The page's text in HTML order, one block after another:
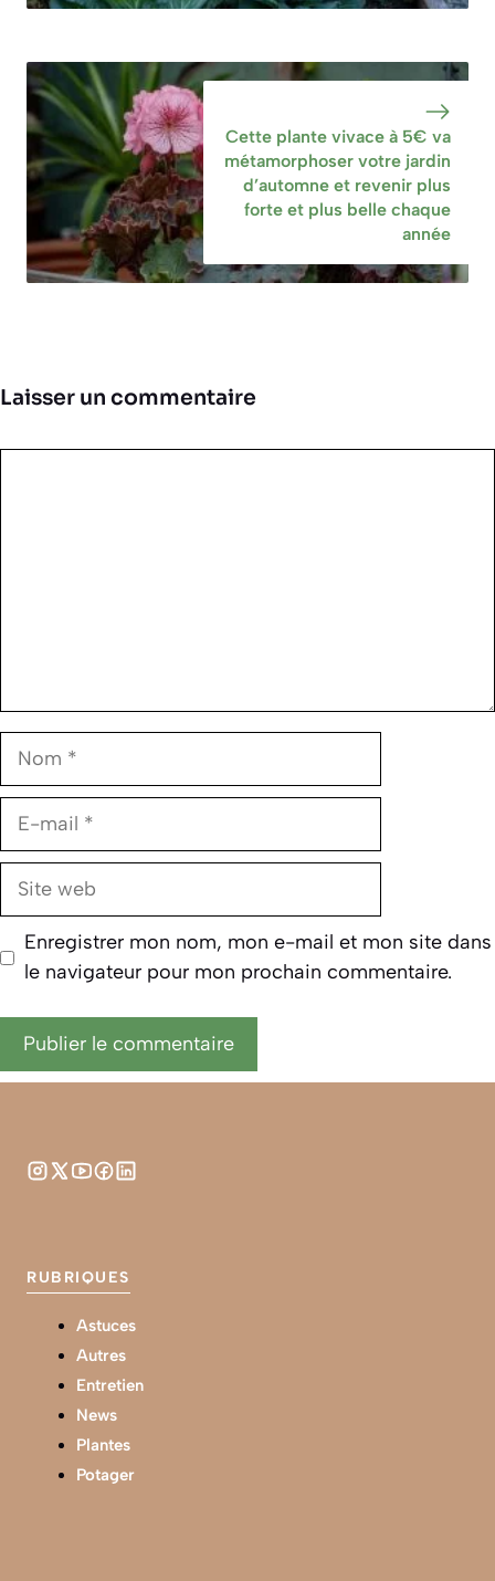
Cette plante vivace à 5€ va
métamorphoser votre jardin
d’automne et revenir plus
forte et plus belle chaque
année
Laisser un commentaire
Nom
E-
Site
Enregistrer mon nom, mon e-mail et mon site dans
le navigateur pour mon prochain commentaire.
RUBRIQUES
Astuces
Autres
Entretien
News
Plantes
Potager